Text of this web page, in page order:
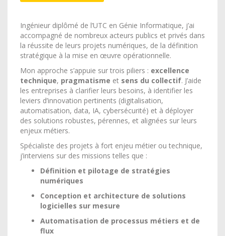
Ingénieur diplômé de l’UTC en Génie Informatique, j’ai
accompagné de nombreux acteurs publics et privés dans
la réussite de leurs projets numériques, de la définition
stratégique à la mise en œuvre opérationnelle.
Mon approche s’appuie sur trois piliers : excellence
technique, pragmatisme et sens du collectif. J’aide
les entreprises à clarifier leurs besoins, à identifier les
leviers d’innovation pertinents (digitalisation,
automatisation, data, IA, cybersécurité) et à déployer
des solutions robustes, pérennes, et alignées sur leurs
enjeux métiers.
Spécialiste des projets à fort enjeu métier ou technique,
j’interviens sur des missions telles que :
Définition et pilotage de stratégies
numériques
Conception et architecture de solutions
logicielles sur mesure
Automatisation de processus métiers et de
flux